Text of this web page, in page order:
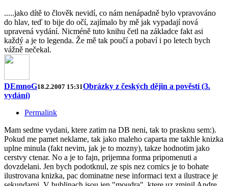
.....jako dítě to člověk nevidí, co nám nenápadně bylo vpravováno
do hlav, teď to bije do očí, zajímalo by mě jak vypadají nová
upravená vydání. Nicméně tuto knihu četl na základce fakt asi
každý a je to legenda. Že mě tak poučí a pobaví i po letech bych
vážně nečekal.
DEmnoG18.2.2007 15:31Obrázky z českých dějin a pověstí (3.
vydání)
Permalink
Mam sedme vydani, ktere zatim na DB neni, tak to prasknu sem:).
Pokud me pamet neklame, tak jako maleho caparta me takhle knizka
uplne minula (fakt nevim, jak je to mozny), takze hodnotim jako
cerstvy ctenar. No a je to fajn, prijemna forma pripomenuti a
dovzdelani. Jen bych podotknul, ze spis nez comics je to bohate
ilustrovana knizka, pac dominatne nese informaci text a ilustrace je